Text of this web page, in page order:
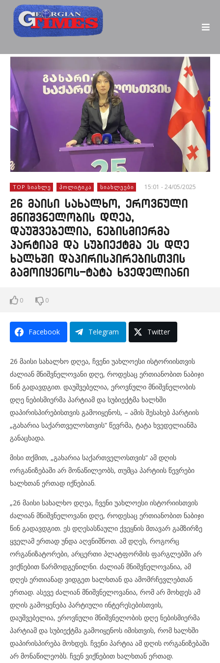
TOP ᲡᲘᲐᲮᲚᲔ ᲞᲝᲚᲘᲢᲘᲙᲐ ᲡᲘᲐᲮᲚᲔᲔᲑᲘ 15:01 - 24/05/2025
26 მაისი სახალხო, ეროვნული
მნიშვნელობის დღეა,
დაუშვებელია, ნებისმიერმა
პარტიამ და სუბიექტმა ეს დღე
ხალხში დაპირისპირებისთვის
გამოიყენოს-ტატა ხვედელიანი
0 0
Facebook Telegram Twitter
26 მაისი სახალხო დღეა, ჩვენი უახლოესი ისტორიისთვის
ძალიან მნიშვნელოვანი დღე, როდესაც ერთიანობით ნაბიჯი
წინ გადავდგით. დაუშვებელია, ეროვნული მნიშვნელობის
დღე ნებისმიერმა პარტიამ და სუბიექტმა ხალხში
დაპირისპირებისთვის გამოიყენოს, – ამის შესახებ პარტიის
„გახარია საქართველოსთვის“ წევრმა, ტატა ხვედელიანმა
განაცხადა.
მისი თქმით, „გახარია საქართველოსთვის“ ამ დღის
ორგანიზებაში არ მონაწილეობს, თუმცა პარტიის წევრები
ხალხთან ერთად იქნებიან.
„26 მაისი სახალხო დღეა, ჩვენი უახლოესი ისტორიისთვის
ძალიან მნიშვნელოვანი დღე, როდესაც ერთიანობით ნაბიჯი
წინ გადავდგით. ეს დღესასწაული ქვეყნის მთავარ გამზირზე
ყველამ ერთად უნდა აღვნიშნოთ. ამ დღეს, როგორც
ორგანიზატორები, არცერთი პლატფორმის ფარგლებში არ
ვიქნებით წარმოდგენილნი. ძალიან მნიშვნელოვანია, ამ
დღეს ერთიანად ვიდგეთ ხალხთან და ამომრჩევლებთან
ერთად. ასევე ძალიან მნიშვნელოვანია, რომ არ მოხდეს ამ
დღის გამოყენება პარტიული ინტერესებისთვის,
დაუშვებელია, ეროვნული მნიშვნელობის დღე ნებისმიერმა
პარტიამ და სუბიექტმა გამოიყენოს იმისთვის, რომ ხალხში
დაპირისპირება მოხდეს. ჩვენი პარტია ამ დღის ორგანიზებაში
არ მონაწილეობს. ჩვენ ვიქნებით ხალხთან ერთად.